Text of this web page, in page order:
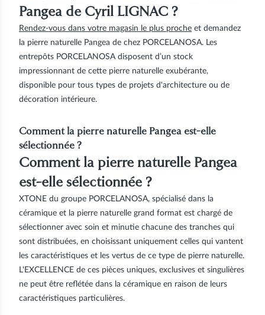
Pangea de Cyril LIGNAC ?
Rendez-vous dans votre magasin le plus proche et demandez
la pierre naturelle Pangea de chez PORCELANOSA. Les
entrepôts PORCELANOSA disposent d’un stock
impressionnant de cette pierre naturelle exubérante,
disponible pour tous types de projets d'architecture ou de
décoration intérieure.
Comment la pierre naturelle Pangea est-elle
sélectionnée ?
Comment la pierre naturelle Pangea
est-elle sélectionnée ?
XTONE du groupe PORCELANOSA, spécialisé dans la
céramique et la pierre naturelle grand format est chargé de
sélectionner avec soin et minutie chacune des tranches qui
sont distribuées, en choisissant uniquement celles qui vantent
les caractéristiques et les vertus de ce type de pierre naturelle.
L'EXCELLENCE de ces pièces uniques, exclusives et singulières
ne peut être reflétée dans la céramique en raison de leurs
caractéristiques particulières.